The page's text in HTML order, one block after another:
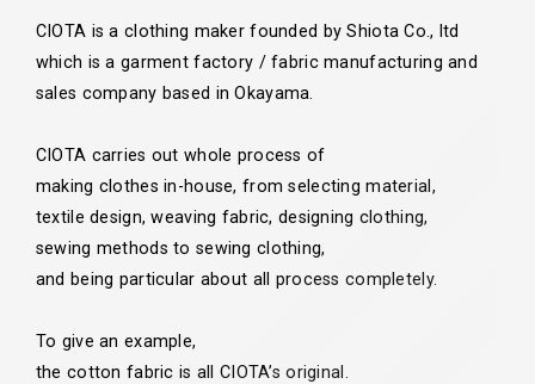
CIOTA is a clothing maker founded by Shiota Co., ltd
which is a garment factory / fabric manufacturing and
sales company based in Okayama.
CIOTA carries out whole process of
making clothes in-house,from selecting material,
textile design, weaving fabric,designing clothing,
sewing methods to sewing clothing,
and being particular about all process completely.
To give an example,
the cotton fabric is all CIOTA’s original.